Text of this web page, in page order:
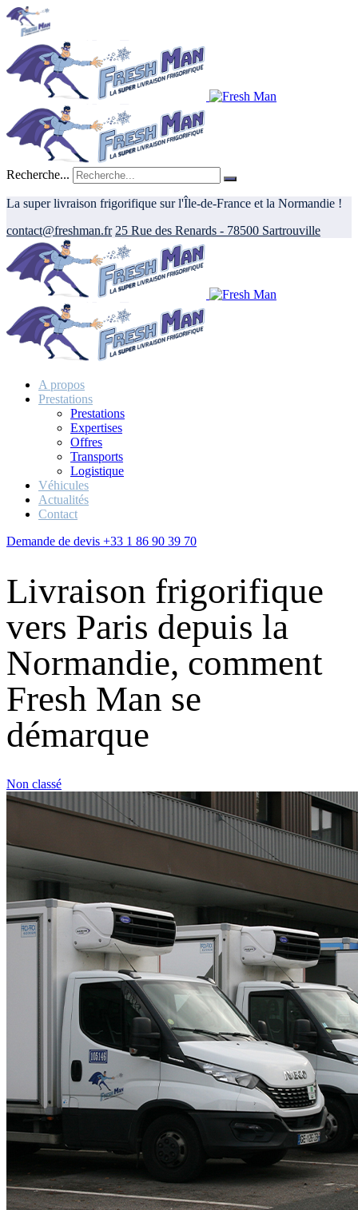
Recherche...
La super livraison frigorifique sur l'Île-de-France et la Normandie !
contact@freshman.fr 25 Rue des Renards - 78500 Sartrouville
A propos
Prestations
Prestations
Expertises
Offres
Transports
Logistique
Véhicules
Actualités
Contact
Demande de devis +33 1 86 90 39 70
Livraison frigorifique
vers Paris depuis la
Normandie, comment
Fresh Man se
démarque
Non classé